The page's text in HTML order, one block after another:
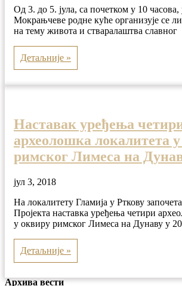
Од 3. до 5. јула, са почетком у 10
Мокрањчеве родне куће организује се
на тему живота и стваралаштва славног
Детаљније »
Наставак уређења
археолошка локалитета
римског Лимеса на
јул 3, 2018
На локалитету Гламија у Рткову започета
Пројекта наставка уређења четири
у оквиру римског Лимеса на Дунаву у
Детаљније »
Архива вести